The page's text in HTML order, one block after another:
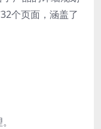
个页面，涵盖了